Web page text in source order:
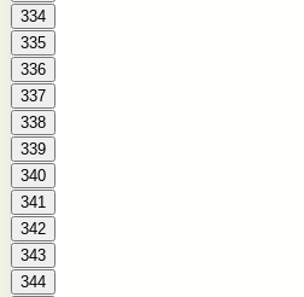
334
335
336
337
338
339
340
341
342
343
344